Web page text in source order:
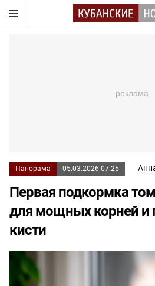
Панорама 05.03.2026 07:25
Первая подкормка
для мощных корней и
кисти